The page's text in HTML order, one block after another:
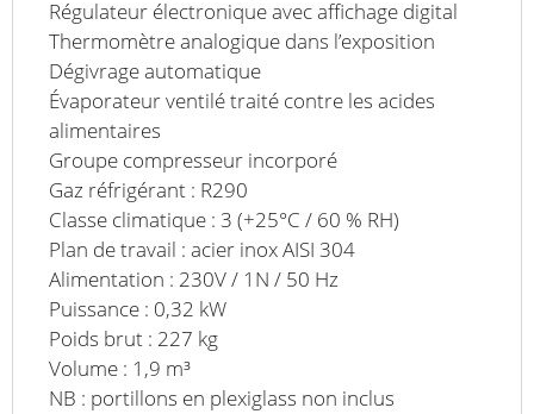
Régulateur électronique avec affichage digital
Thermomètre analogique dans l’exposition
Dégivrage automatique
Évaporateur ventilé traité contre les acides
alimentaires
Groupe compresseur incorporé
Gaz réfrigérant : R290
Classe climatique : 3 (+25°C / 60 % RH)
Plan de travail : acier inox AISI 304
Alimentation : 230V / 1N / 50 Hz
Puissance : 0,32 kW
Poids brut : 227 kg
Volume : 1,9 m³
NB : portillons en plexiglass non inclus